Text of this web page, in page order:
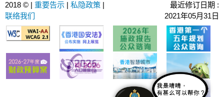
2018 © | 重要告示 | 私隐政策 |
联络我们
最近修订日期 :
2021年05月31日